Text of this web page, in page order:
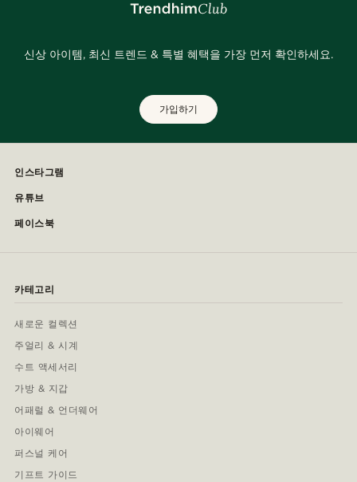
신상 아이템, 최신 트렌드 & 특별 혜택을 가장 먼저 확인하세요.
가입하기
인스타그램
유튜브
페이스북
카테고리
새로운 컬렉션
주얼리 & 시계
수트 액세서리
가방 & 지갑
어패럴 & 언더웨어
아이웨어
퍼스널 케어
기프트 가이드